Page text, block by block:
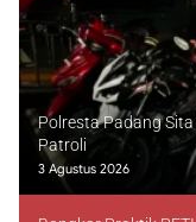
Polresta Padang
Patroli
3 Agustus 2026